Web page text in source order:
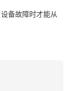
备故障时才能从